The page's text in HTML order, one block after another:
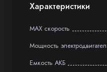
Характеристики
MAX скорость
Мощность
Емкость АКБ